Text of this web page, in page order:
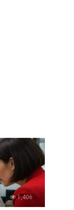
1,406